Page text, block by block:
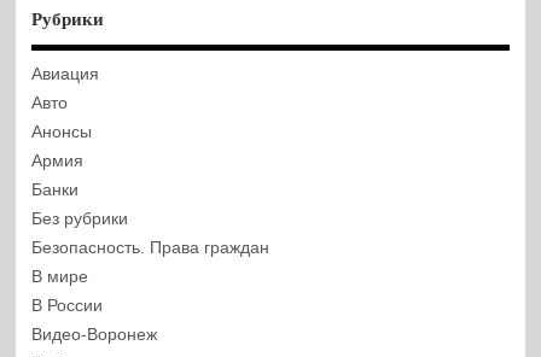
Рубрики
Авиация
Авто
Анонсы
Армия
Банки
Без рубрики
Безопасность. Права граждан
В мире
В России
Видео-Воронеж